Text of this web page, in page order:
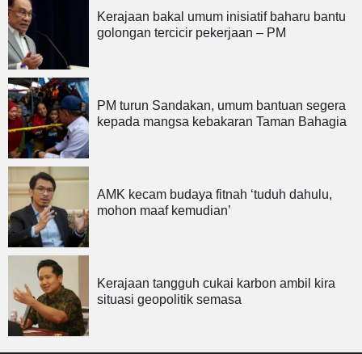
Kerajaan bakal umum inisiatif baharu bantu
golongan tercicir pekerjaan – PM
PM turun Sandakan, umum bantuan segera
kepada mangsa kebakaran Taman Bahagia
AMK kecam budaya fitnah ‘tuduh dahulu,
mohon maaf kemudian’
Kerajaan tangguh cukai karbon ambil kira
situasi geopolitik semasa